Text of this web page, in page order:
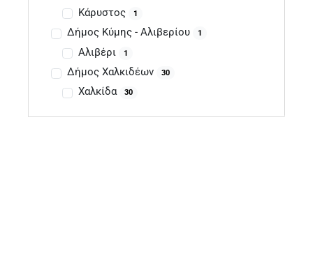
Κάρυστος 1
Δήμος Κύμης - Αλιβερίου 1
Αλιβέρι 1
Δήμος Χαλκιδέων 30
Χαλκίδα 30